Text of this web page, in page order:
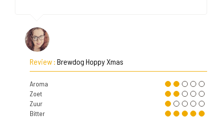
Review : Brewdog Hoppy Xmas
Aroma
Zoet
Zuur
Bitter